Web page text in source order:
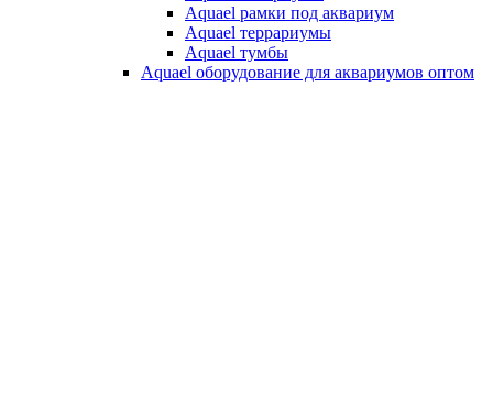
Aquael рамки под аквариум
Aquael террариумы
Aquael тумбы
Aquael оборудование для аквариумов оптом